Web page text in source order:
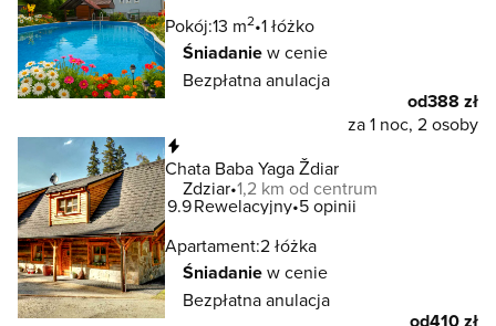
Pokój:13 m2 1 łóżko
Śniadaniew cenie
Bezpłatna anulacja
od388 zł
za 1 noc, 2 osoby
Chata Baba Yaga Ždiar
Zdziar 1,2 km od centrum
9.9Rewelacyjny 5 opinii
Apartament:2 łóżka
Śniadaniew cenie
Bezpłatna anulacja